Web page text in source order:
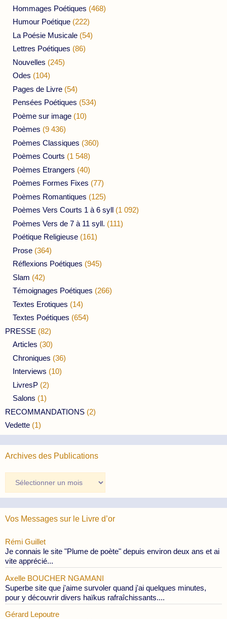
Hommages Poétiques (468)
Humour Poétique (222)
La Poésie Musicale (54)
Lettres Poétiques (86)
Nouvelles (245)
Odes (104)
Pages de Livre (54)
Pensées Poétiques (534)
Poème sur image (10)
Poèmes (9 436)
Poèmes Classiques (360)
Poèmes Courts (1 548)
Poèmes Etrangers (40)
Poèmes Formes Fixes (77)
Poèmes Romantiques (125)
Poèmes Vers Courts 1 à 6 syll (1 092)
Poèmes Vers de 7 à 11 syll. (111)
Poétique Religieuse (161)
Prose (364)
Réflexions Poétiques (945)
Slam (42)
Témoignages Poétiques (266)
Textes Erotiques (14)
Textes Poétiques (654)
PRESSE (82)
Articles (30)
Chroniques (36)
Interviews (10)
LivresP (2)
Salons (1)
RECOMMANDATIONS (2)
Vedette (1)
Archives des Publications
des
Publications
Vos Messages sur le Livre d’or
Rémi Guillet
Je connais le site "Plume de poète" depuis environ deux ans et ai
vite apprécié...
Axelle BOUCHER NGAMANI
Superbe site que j'aime survoler quand j'ai quelques minutes,
pour y découvrir divers haïkus rafraîchissants....
Gérard Lepoutre